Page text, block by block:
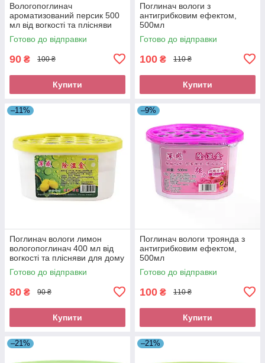
Вологопоглинач
ароматизований персик 500
мл від вогкості та плісняви ​​
для дому.
Готово до відправки
90 ₴ 100 ₴
Купити
Поглинач вологи з
антигрибковим ефектом,
500мл
Готово до відправки
100 ₴ 110 ₴
Купити
–11%
Поглинач вологи лимон
вологопоглинач 400 мл від
вогкості та плісняви ​​для дому
Готово до відправки
80 ₴ 90 ₴
Купити
–9%
Поглинач вологи троянда з
антигрибковим ефектом,
500мл
Готово до відправки
100 ₴ 110 ₴
Купити
–21% –21%